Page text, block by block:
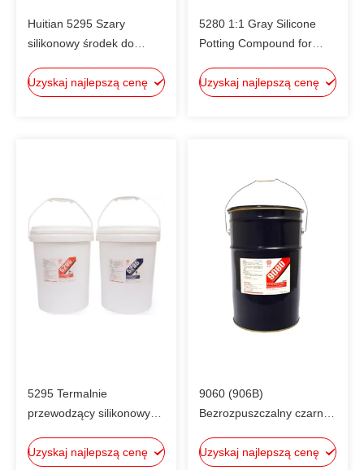
Huitian 5295 Szary
silikonowy środek do
w temperaturze
Uzyskaj najlepszą cenę
5280 1:1 Gray Silicone
Potting Compound for
Thermal Conductivity
Uzyskaj najlepszą cenę
5295 Termalnie
przewodzący silikonowy
mieszanka UL94V-0
Uzyskaj najlepszą cenę
9060 (906B)
Bezrozpuszczalny czarny
zalewania dla elektroniki
Uzyskaj najlepszą cenę